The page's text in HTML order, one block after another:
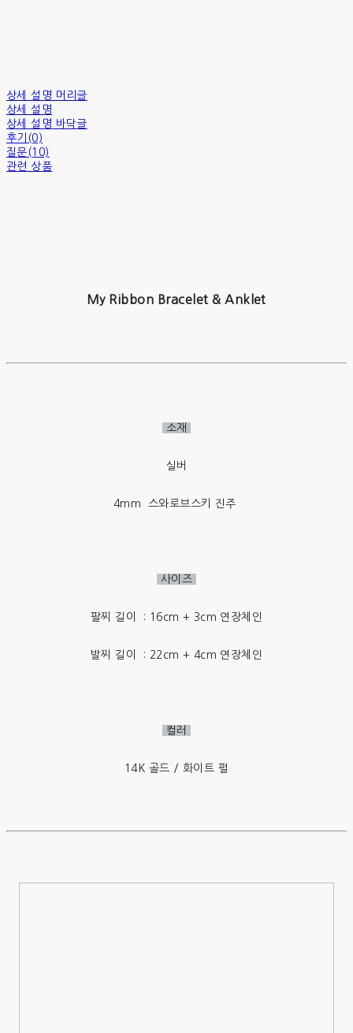
상세 설명 머리글
상세 설명
상세 설명 바닥글
후기(0)
질문(10)
관련 상품
My Ribbon Bracelet & Anklet
소재
실버
4mm 스와로브스키 진주
사이즈
팔찌 길이 : 16cm + 3cm 연장체인
발찌 길이 : 22cm + 4cm 연장체인
컬러
14K 골드 / 화이트 펄